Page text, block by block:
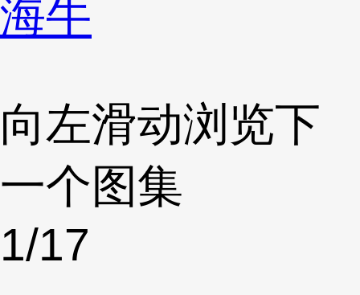
海牛
向左滑动浏览下
一个图集
1/17